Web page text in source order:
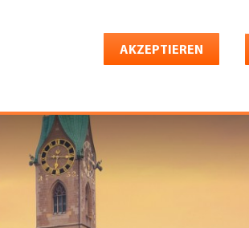
AKZEPTIEREN
Jobs & Karriere Shop